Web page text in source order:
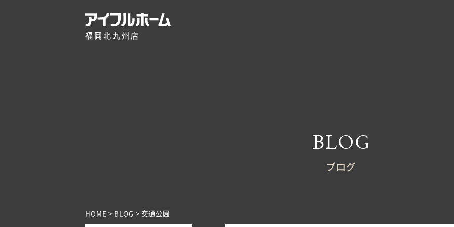
福岡北九州店
BLOG
ブログ
HOME BLOG 交通公園